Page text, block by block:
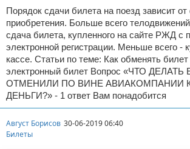
Порядок сдачи билета на поезд зависит от
приобретения. Больше всего
сдача билета, купленного на сайте РЖД с
электронной регистрации. Меньше всего -
кассе. Статьи по теме: Как обменять билет
электронный билет Вопрос «ЧТО
ОТМЕНИЛИ ПО ВИНЕ АВИАКОМПАНИИ
ДЕНЬГИ?» - 1 ответ Вам понадобится
Август Борисов 30-06-2019 06:40
Билеты